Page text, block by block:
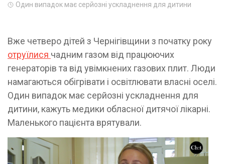
Один випадок має серйозні ускладнення для дитини
Вже четверо дітей з Чернігівщини з початку року
отруїлися чадним газом від працюючих
генераторів та від увімкнених газових плит. Люди
намагаються обігрівати і освітлювати власні оселі.
Один випадок має серйозні ускладнення для
дитини, кажуть медики обласної дитячої лікарні.
Маленького пацієнта врятували.